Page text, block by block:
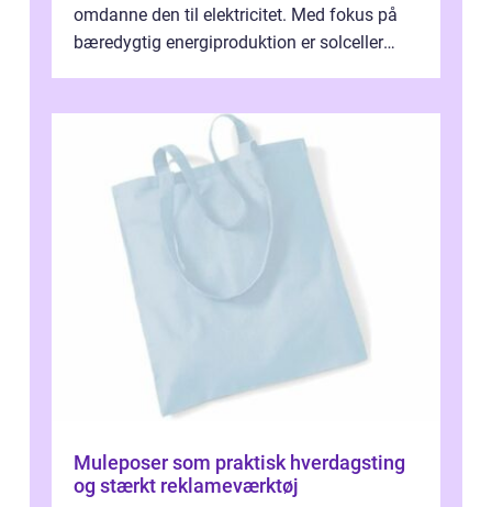
omdanne den til elektricitet. Med fokus på
bæredygtig energiproduktion er solceller
Muleposer som praktisk hverdagsting
og stærkt reklameværktøj